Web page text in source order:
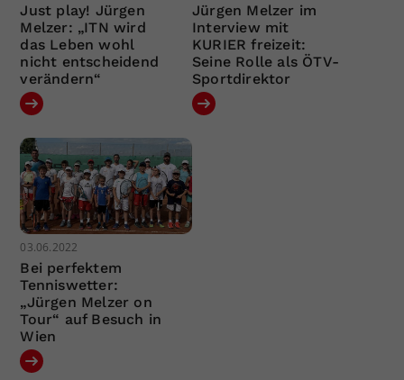
Just play! Jürgen
Melzer: „ITN wird
das Leben wohl
nicht entscheidend
verändern“
Jürgen Melzer im
Interview mit
KURIER freizeit:
Seine Rolle als ÖTV-
Sportdirektor
03.06.2022
Bei perfektem
Tenniswetter:
„Jürgen Melzer on
Tour“ auf Besuch in
Wien